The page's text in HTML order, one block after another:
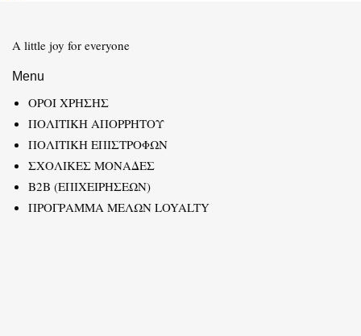
A little joy for everyone
Menu
ΟΡΟΙ ΧΡΗΣΗΣ
ΠΟΛΙΤΙΚΗ ΑΠΟΡΡΗΤΟΥ
ΠΟΛΙΤΙΚΗ ΕΠΙΣΤΡΟΦΩΝ
ΣΧΟΛΙΚΕΣ ΜΟΝΑΔΕΣ
B2B (ΕΠΙΧΕΙΡΗΣΕΩΝ)
ΠΡΟΓΡΑΜΜΑ ΜΕΛΩΝ LOYALTY